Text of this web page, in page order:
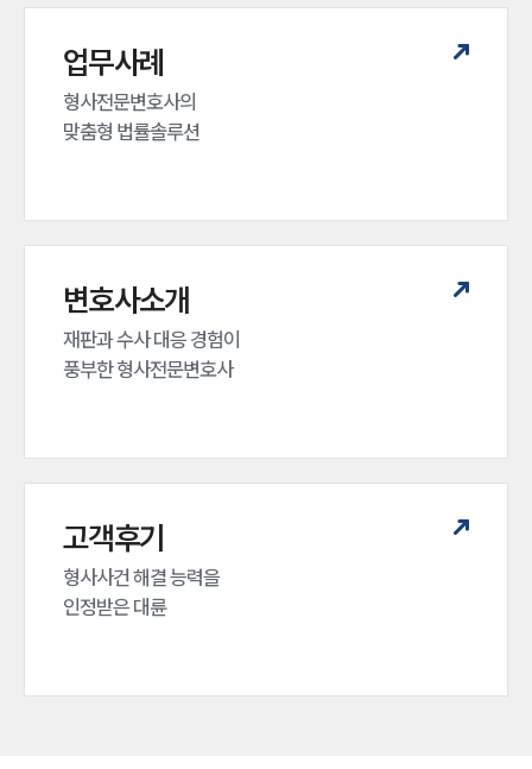
업무사례
형사전문변호사의
맞춤형 법률솔루션
변호사소개
재판과 수사 대응 경험이
풍부한 형사전문변호사
고객후기
형사사건 해결 능력을
인정받은 대륜